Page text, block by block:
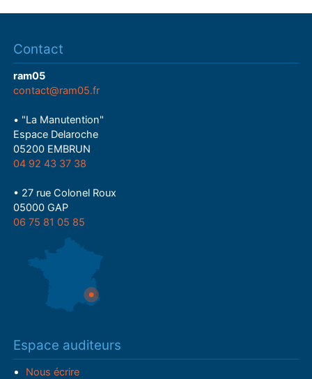
Contact
ram05
contact@ram05.fr
• "La Manutention"
Espace Delaroche
05200 EMBRUN
04 92 43 37 38
• 27 rue Colonel Roux
05000 GAP
06 75 81 05 85
Espace auditeurs
Nous écrire